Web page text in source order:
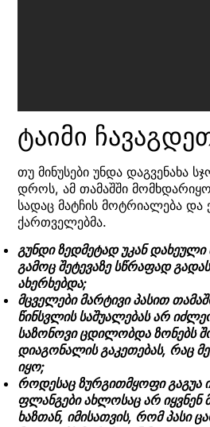
ტაიმი
თუ მინუსები უნდა დაგვენახა
დროს, ამ თამაშში
სადაც მატჩის მოტრიალება და
ქართველებმა.
გუნდი ზედმეტად უკან
გამოც შეტევაზე სწრაფად
ახერხებდა;
მცველები მარტივი პასით
წინსვლის საშუალებას არ
საზონოვი ცდილობდა ზონებს
დიაგონალის გაკეთებას, რაც
იყო;
როდესაც ზურგითმყოფი გაგუა
ფლანგები ახლოსაც არ იყვნენ
ხაზთან, იმისათვის, რომ პასი